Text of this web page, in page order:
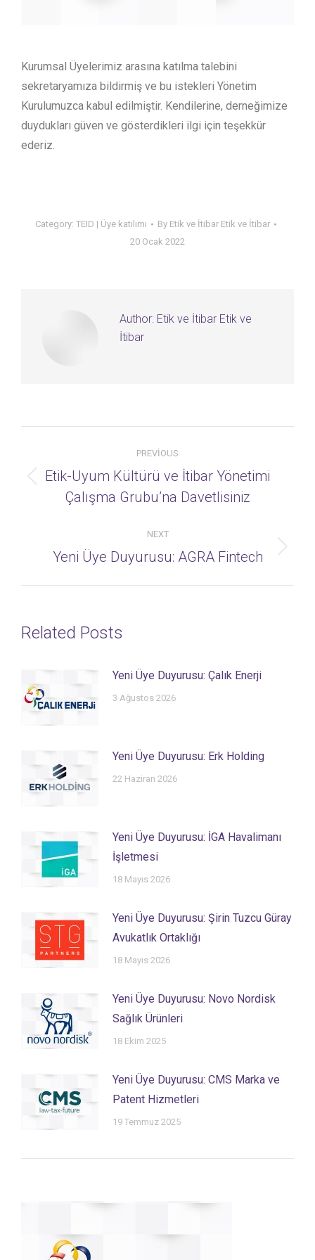
Kurumsal Üyelerimiz arasına katılma talebini
sekretaryamıza bildirmiş ve bu istekleri Yönetim
Kurulumuzca kabul edilmiştir. Kendilerine, derneğimize
duydukları güven ve gösterdikleri ilgi için teşekkür
ederiz.
Category: TEID | Üye katılımı By Etik ve İtibar Etik ve İtibar
20 Ocak 2022
Author: Etik ve İtibar Etik ve
İtibar
navigation
PREVIOUS
Previous
post:
Etik-Uyum Kültürü ve İtibar Yönetimi
Çalışma Grubu’na Davetlisiniz
NEXT
Next
Yeni Üye Duyurusu: AGRA Fintech
Related Posts
Yeni Üye Duyurusu: Çalık Enerji
3 Ağustos 2026
Yeni Üye Duyurusu: Erk Holding
22 Haziran 2026
Yeni Üye Duyurusu: İGA Havalimanı
İşletmesi
18 Mayıs 2026
Yeni Üye Duyurusu: Şirin Tuzcu Güray
Avukatlık Ortaklığı
18 Mayıs 2026
Yeni Üye Duyurusu: Novo Nordisk
Sağlık Ürünleri
18 Ekim 2025
Yeni Üye Duyurusu: CMS Marka ve
Patent Hizmetleri
19 Temmuz 2025